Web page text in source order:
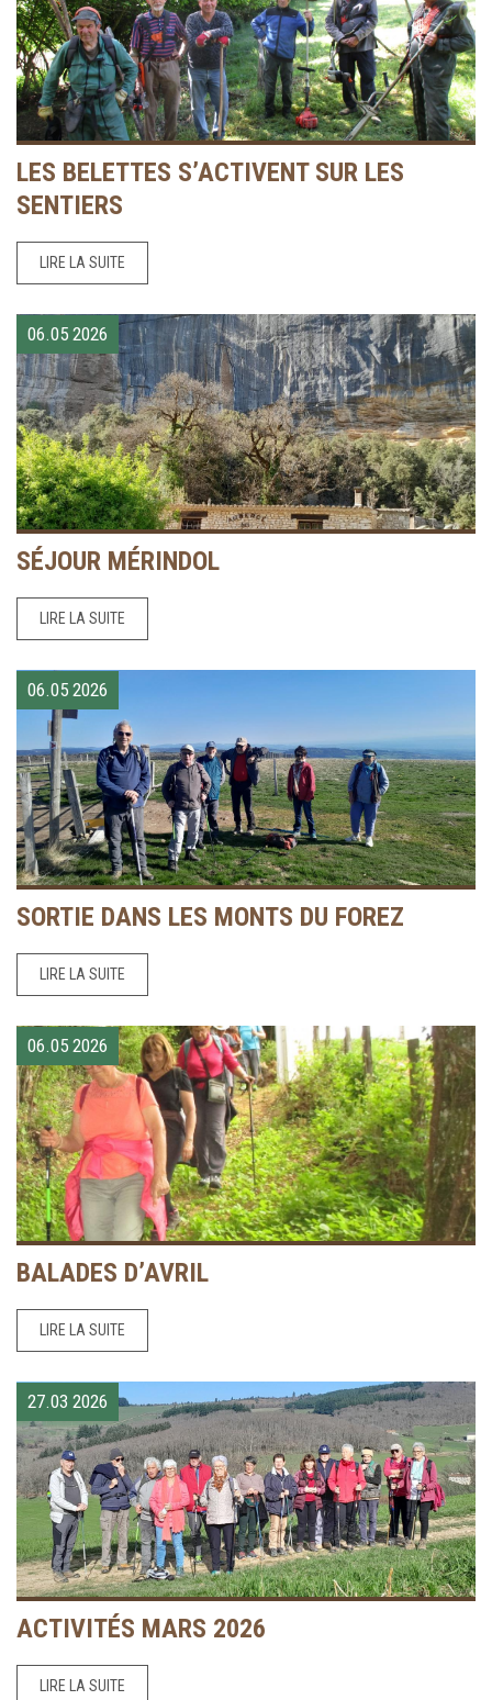
LES BELETTES S’ACTIVENT SUR LES
SENTIERS
LIRE LA SUITE
06.05 2026
SÉJOUR MÉRINDOL
LIRE LA SUITE
06.05 2026
SORTIE DANS LES MONTS DU FOREZ
LIRE LA SUITE
06.05 2026
BALADES D’AVRIL
LIRE LA SUITE
27.03 2026
ACTIVITÉS MARS 2026
LIRE LA SUITE